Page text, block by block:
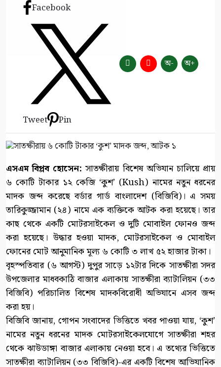
Facebook
Tweet Pin
অ- অ+
এসএম বিপ্লব হোসেন: সাতক্ষীরায় বিশেষ অভিযান চালিয়ে প্রায়
৬ কোটি টাকার ১২ কেজি ‘কুশ’ (Kush) নামের নতুন ধরনের
মাদক জব্দ করেছে বর্ডার গার্ড বাংলাদেশ (বিজিবি)। এ সময়
তারিকুজ্জামান (২৪) নামে এক ব্যক্তিকে আটক করা হয়েছে। তার
কাছ থেকে একটি মোটরসাইকেল ও দুটি মোবাইল ফোনও জব্দ
করা হয়েছে। উদ্ধার হওয়া মাদক, মোটরসাইকেল ও মোবাইল
ফোনের মোট আনুমানিক মূল্য ৬ কোটি ৩ লাখ ৫২ হাজার টাকা।
বৃহস্পতিবার (৬ আগস্ট) দুপুর সাড়ে ১২টার দিকে সাতক্ষীরা সদর
উপজেলার মাধবকাঠি বাজার এলাকায় সাতক্ষীরা ব্যাটালিয়ন (৩৩
বিজিবি) পরিচালিত বিশেষ মাদকবিরোধী অভিযানে এসব জব্দ
করা হয়।
বিজিবি জানায়, গোপন সংবাদের ভিত্তিতে খবর পাওয়া যায়, ‘কুশ’
নামের নতুন ধরনের মাদক মোটরসাইকেলযোগে সাতক্ষীরা শহর
থেকে ঝাউডাঙ্গা বাজার এলাকায় নেওয়া হবে। এ তথ্যের ভিত্তিতে
সাতক্ষীরা ব্যাটালিয়ন (৩৩ বিজিবি)-এর একটি বিশেষ আভিযানিক